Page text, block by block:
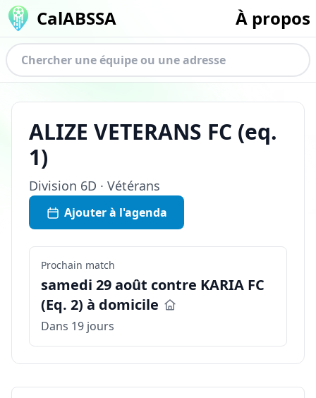
CalABSSA À propos
ALIZE VETERANS FC (eq.
1)
Division 6D · Vétérans
Ajouter à l'agenda
Prochain match
samedi 29 août contre KARIA FC
(Eq. 2) à domicile
Dans 19 jours